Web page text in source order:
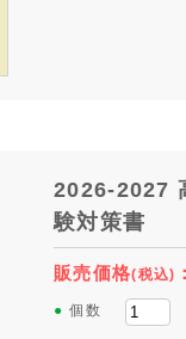
2026-2027
験対策書
販売価格(税込)
● 個数